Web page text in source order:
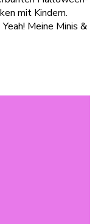
mit Kindern.
Meine Minis &